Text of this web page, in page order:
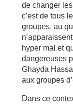
de changer
c’est de tous
groupes, au
hyper mal et
dangereuses
Ghayda
aux groupes
Dans ce